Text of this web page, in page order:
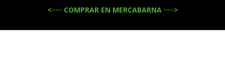
<····· COMPRAR EN MERCABARNA ·····>